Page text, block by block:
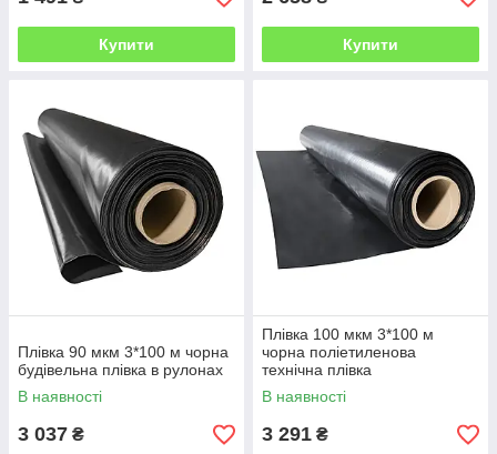
Купити Купити
Плівка 90 мкм 3*100 м чорна
будівельна плівка в рулонах
В наявності
3 037 ₴
Плівка 100 мкм 3*100 м
чорна поліетиленова
технічна плівка
В наявності
3 291 ₴